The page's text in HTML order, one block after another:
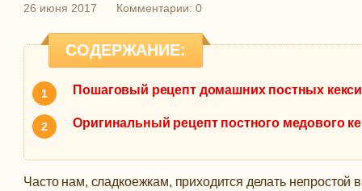
26 июня 2017 Комментарии: 0
СОДЕРЖАНИЕ:
Пошаговый рецепт домашних постных
Оригинальный рецепт постного медового
Часто нам, сладкоежкам, приходится делать непростой